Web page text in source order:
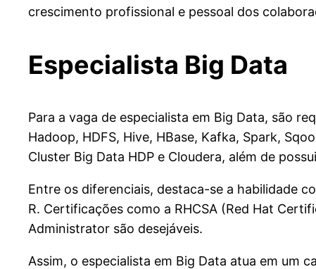
crescimento profissional e pessoal dos
Especialista Big Data
Para a vaga de especialista em Big Data, são
Hadoop, HDFS, Hive, HBase, Kafka, Spark,
Cluster Big Data HDP e Cloudera, além de
Entre os diferenciais, destaca-se a habilidade
R. Certificações como a RHCSA (Red Hat
Administrator são desejáveis.
Assim, o especialista em Big Data atua em um